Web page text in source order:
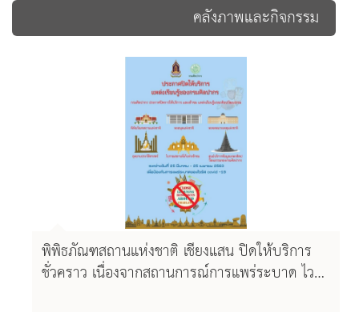
คลังภาพและกิจกรรม
พิพิธภัณฑสถานแห่งชาติ เชียงแสน ปิดให้บริการ
ชั่วคราว เนื่องจากสถานการณ์การแพร่ระบาด ไวรัส